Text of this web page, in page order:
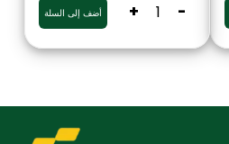
-
+ أضف إلى السلة